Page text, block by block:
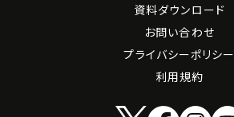
資料ダウンロード
お問い合わせ
プライバシーポリシー
利用規約